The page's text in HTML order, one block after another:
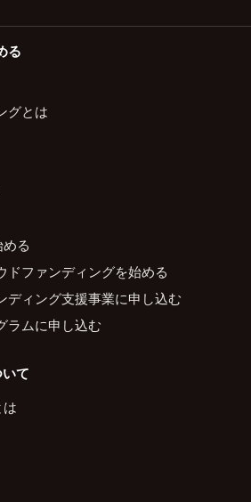
る
グとは
る
ドファンディングを始める
ディング支援事業に申し込む
ラムに申し込む
て